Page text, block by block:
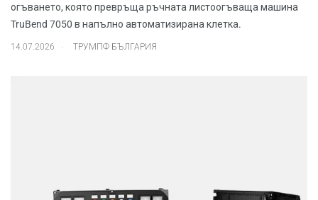
огъването, която превръща ръчната листоогъваща машина
TruBend 7050 в напълно автоматизирана клетка.
14.07.2026 ТРУМПФ БЪЛГАРИЯ